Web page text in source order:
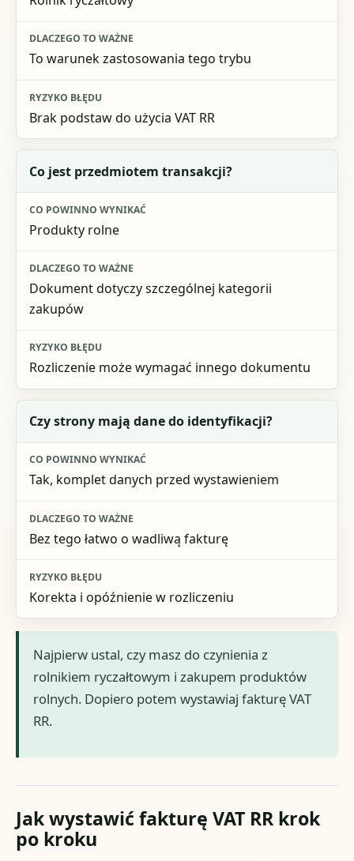
To warunek zastosowania tego trybu
Brak podstaw do użycia VAT RR
Co jest przedmiotem transakcji?
Produkty rolne
Dokument dotyczy szczególnej kategorii
zakupów
Rozliczenie może wymagać innego dokumentu
Czy strony mają dane do identyfikacji?
Tak, komplet danych przed wystawieniem
Bez tego łatwo o wadliwą fakturę
Korekta i opóźnienie w rozliczeniu
Najpierw ustal, czy masz do czynienia z
rolnikiem ryczałtowym i zakupem produktów
rolnych. Dopiero potem wystawiaj fakturę VAT
RR.
Jak wystawić fakturę VAT RR krok
po kroku